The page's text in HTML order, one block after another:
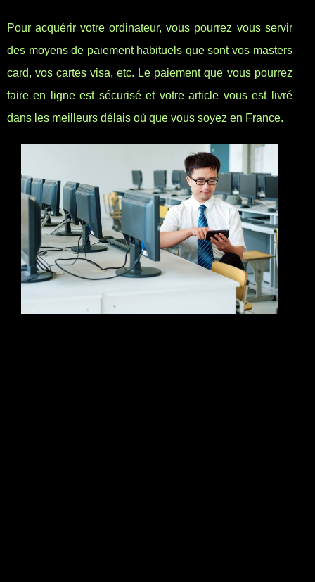
Pour acquérir votre ordinateur, vous pourrez vous servir
des moyens de paiement habituels que sont vos masters
card, vos cartes visa, etc. Le paiement que vous pourrez
faire en ligne est sécurisé et votre article vous est livré
dans les meilleurs délais où que vous soyez en France.